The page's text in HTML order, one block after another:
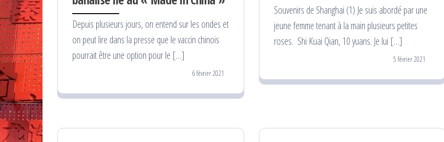
Depuis plusieurs jours, on entend sur les ondes et
on peut lire dans la presse que le vaccin chinois
pourrait être une option pour le […]
6 février 2021
Souvenirs de Shanghai (1) Je suis abordé par une
jeune femme tenant à la main plusieurs petites
roses. Shi Kuai Qian, 10 yuans. Je lui […]
5 février 2021